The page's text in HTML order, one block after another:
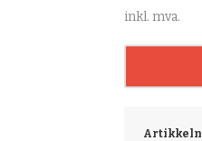
inkl. mva.